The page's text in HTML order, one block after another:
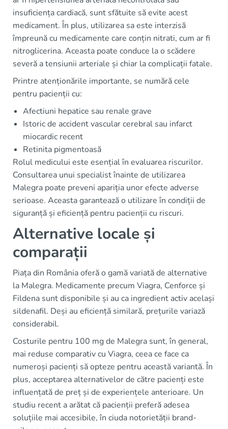
insuficiența cardiacă, sunt sfătuite să evite acest
medicament. În plus, utilizarea sa este interzisă
împreună cu medicamente care conțin nitrati, cum ar fi
nitroglicerina. Aceasta poate conduce la o scădere
severă a tensiunii arteriale și chiar la complicații fatale.
Printre atenționările importante, se numără cele
pentru pacienții cu:
Afectiuni hepatice sau renale grave
Istoric de accident vascular cerebral sau infarct
miocardic recent
Retinita pigmentoasă
Rolul medicului este esențial în evaluarea riscurilor.
Consultarea unui specialist înainte de utilizarea
Malegra poate preveni apariția unor efecte adverse
serioase. Aceasta garantează o utilizare în condiții de
siguranță și eficiență pentru pacienții cu riscuri.
Alternative locale și
comparații
Piața din România oferă o gamă variată de alternative
la Malegra. Medicamente precum Viagra, Cenforce și
Fildena sunt disponibile și au ca ingredient activ același
sildenafil. Deși au eficiență similară, prețurile variază
considerabil.
Costurile pentru 100 mg de Malegra sunt, în general,
mai reduse comparativ cu Viagra, ceea ce face ca
numeroși pacienți să opteze pentru această variantă. În
plus, acceptarea alternativelor de către pacienți este
influențată de preț și de experiențele anterioare. Un
studiu recent a arătat că pacienții preferă adesea
soluțiile mai accesibile, în ciuda notorietății brand-